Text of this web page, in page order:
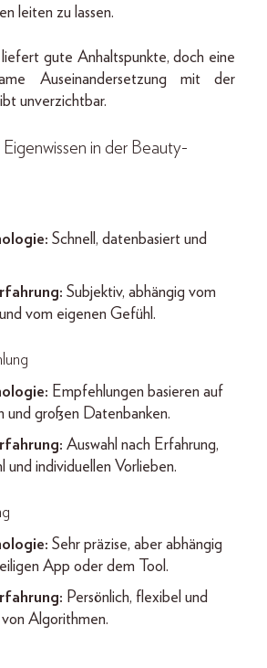
leiten zu lassen.
liefert gute Anhaltspunkte, doch eine
Auseinandersetzung mit der
unverzichtbar.
in der Beauty-
Schnell, datenbasiert und
Subjektiv, abhängig vom
vom eigenen Gefühl.
Empfehlungen basieren auf
und großen Datenbanken.
Auswahl nach Erfahrung,
und individuellen Vorlieben.
Sehr präzise, aber abhängig
App oder dem Tool.
Persönlich, flexibel und
Algorithmen.